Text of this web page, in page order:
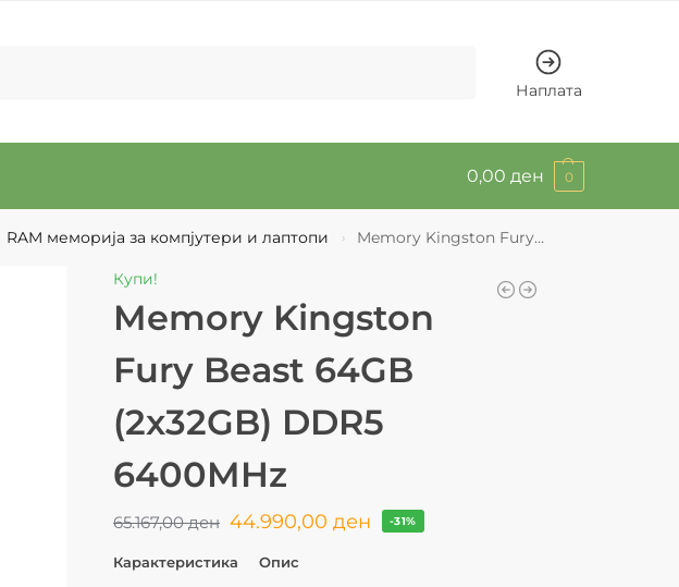
Наплата
0,00 ден 0
RAM меморија за компјутери и лаптопи › Memory Kingston Fury Beast 64GB (2x32GB) DDR5 6400MHz
Купи!
Memory Kingston
Fury Beast 64GB
(2x32GB) DDR5
6400MHz
65.167,00ден 44.990,00ден -31%
Карактеристика Опис